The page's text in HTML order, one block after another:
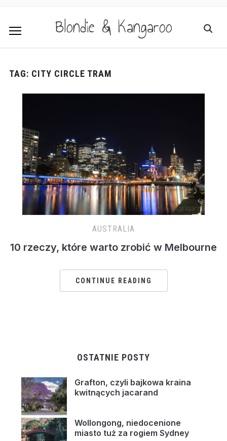
Blondie & Kangaroo
TAG: CITY CIRCLE TRAM
AUSTRALIA
10 rzeczy, które warto zrobić w Melbourne
CONTINUE READING
OSTATNIE POSTY
Grafton, czyli bajkowa kraina
kwitnących jacarand
Wollongong, niedocenione
miasto tuż za rogiem Sydney